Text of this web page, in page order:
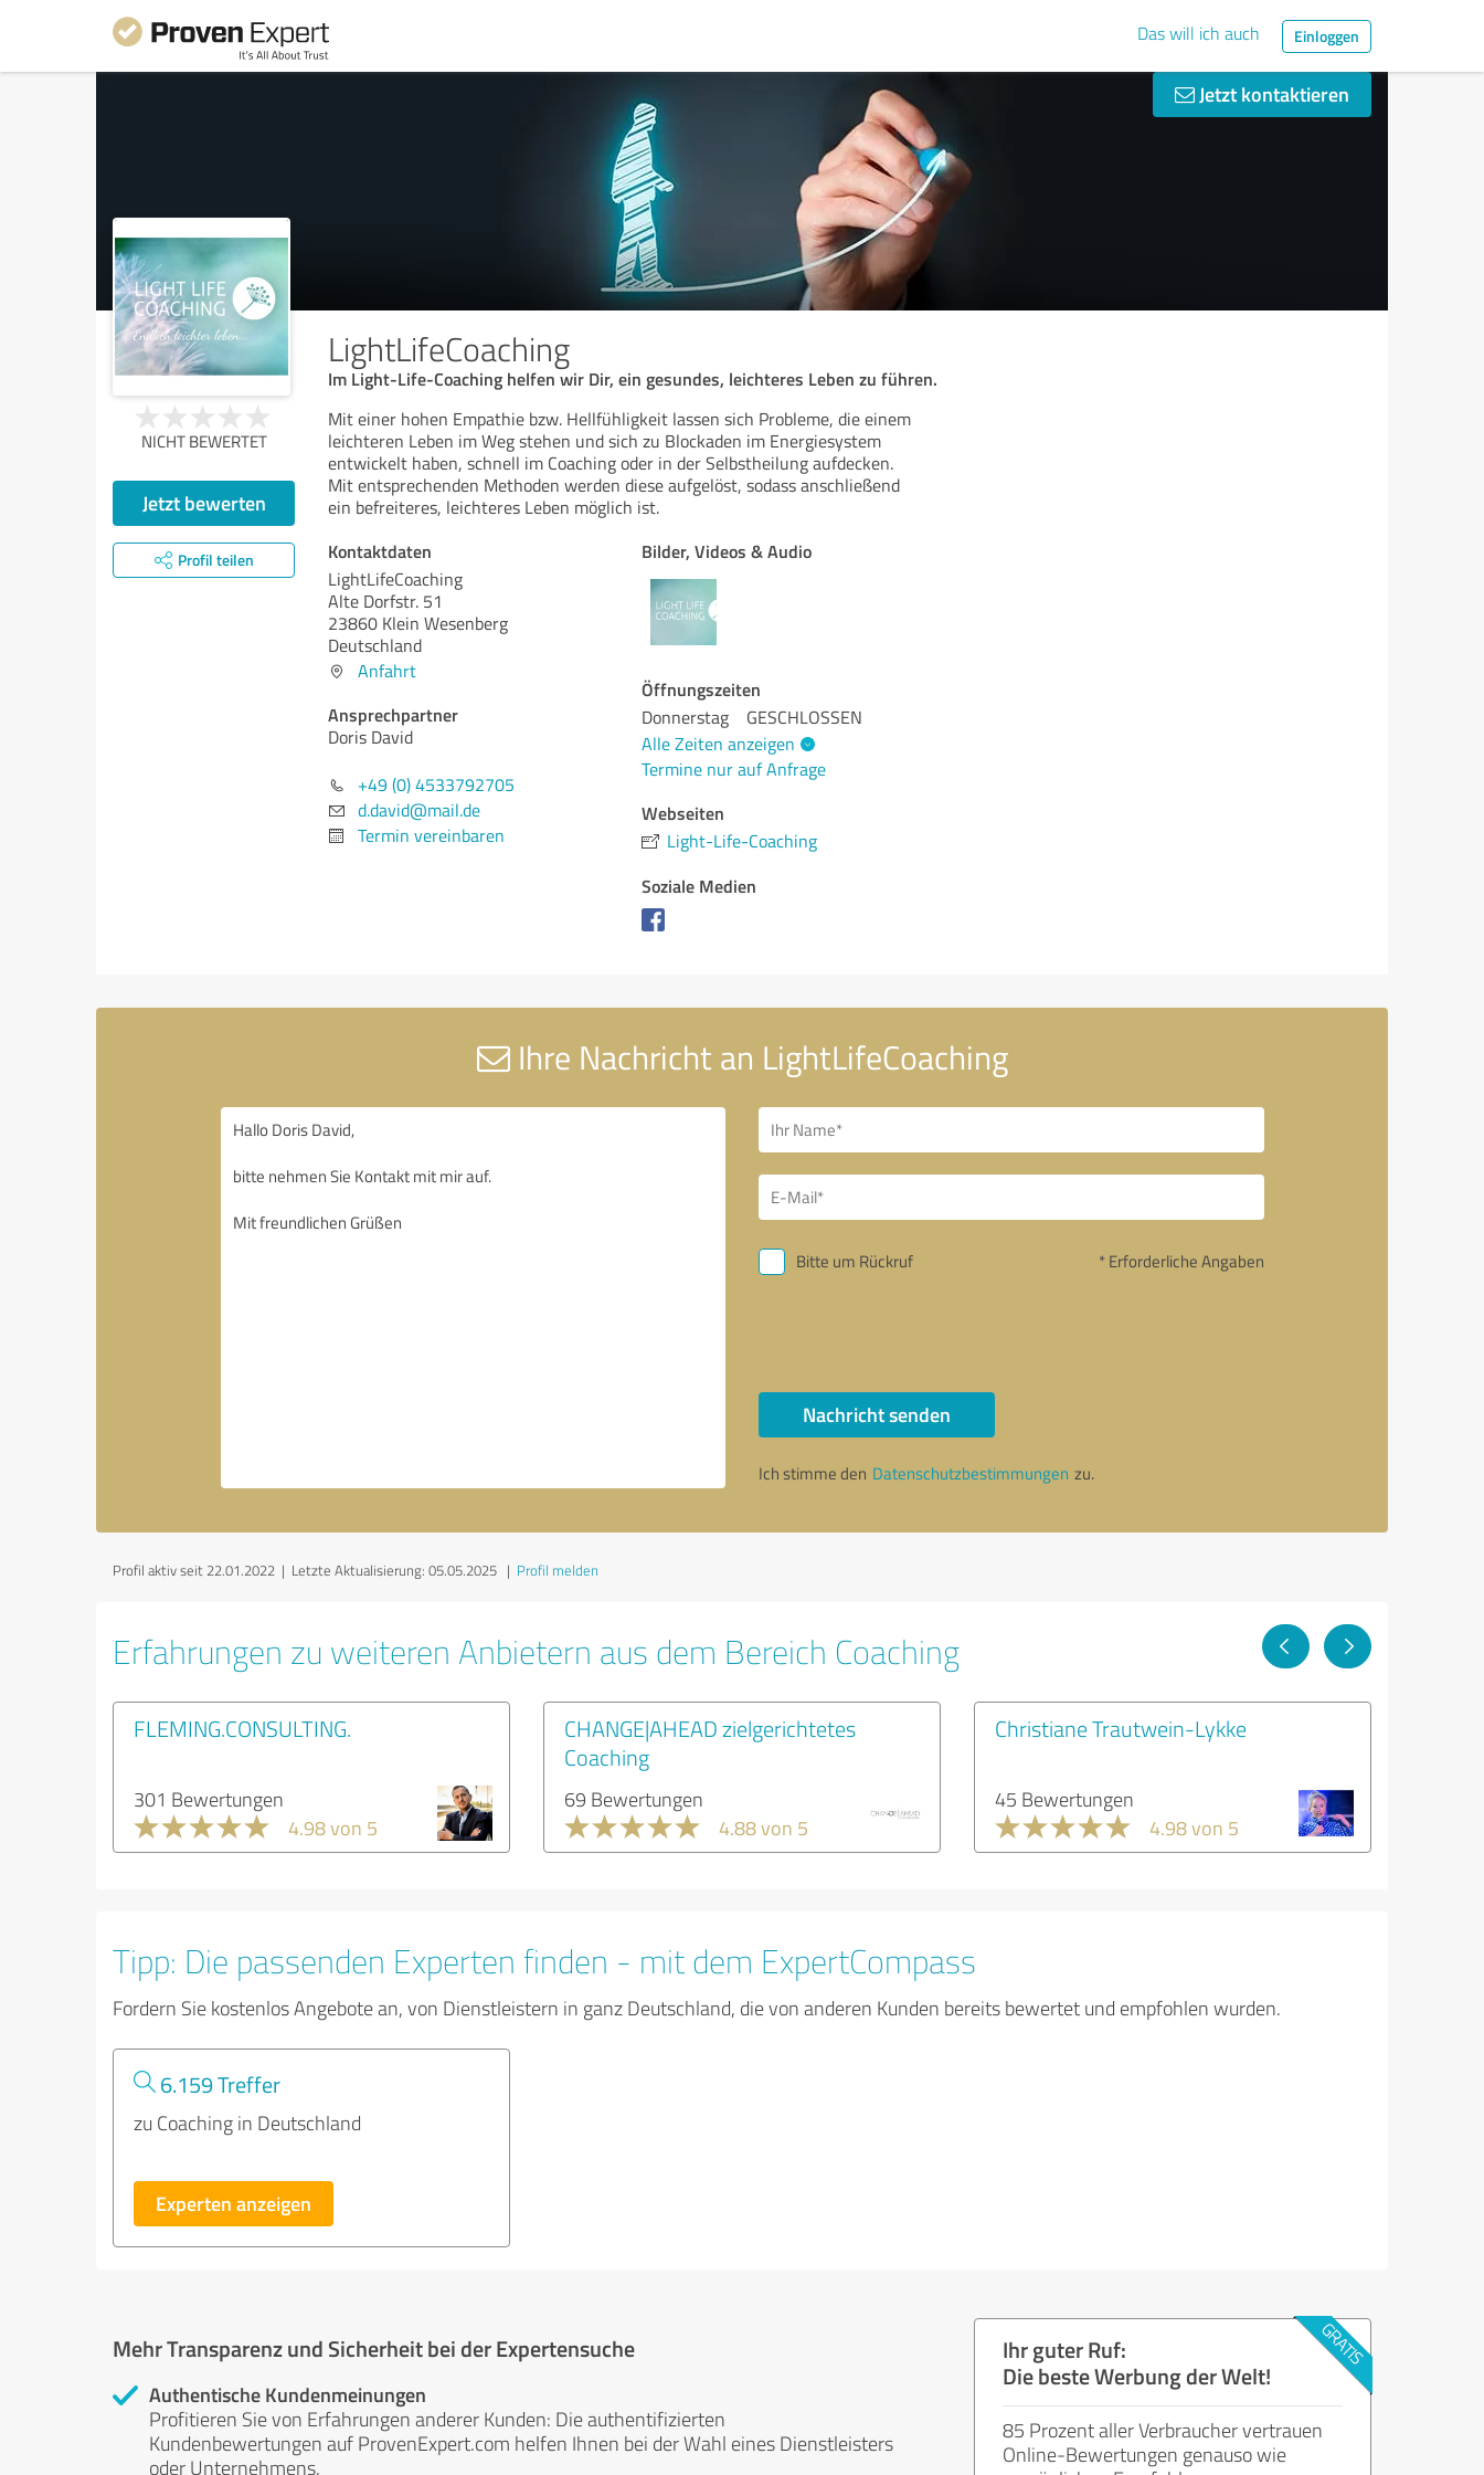
Das will ich auch Einloggen
Jetzt kontaktieren
LightLifeCoaching
Im Light-Life-Coaching helfen wir Dir, ein gesundes, leichteres Leben zu führen.
NICHT BEWERTET
Jetzt bewerten
Profil teilen
Mit einer hohen Empathie bzw. Hellfühligkeit lassen sich Probleme, die einem
leichteren Leben im Weg stehen und sich zu Blockaden im Energiesystem
entwickelt haben, schnell im Coaching oder in der Selbstheilung aufdecken.
Mit entsprechenden Methoden werden diese aufgelöst, sodass anschließend
ein befreiteres, leichteres Leben möglich ist.
Kontaktdaten
LightLifeCoaching
Alte Dorfstr. 51
23860 Klein Wesenberg
Deutschland
Anfahrt
Ansprechpartner
Doris David
+49 (0) 4533792705
d.david@mail.de
Termin vereinbaren
Bilder, Videos & Audio
Öffnungszeiten
Donnerstag
GESCHLOSSEN
Alle Zeiten anzeigen
Termine nur auf Anfrage
Webseiten
Light-Life-Coaching
Soziale Medien
Ihre Nachricht an LightLifeCoaching
Bitte um Rückruf * Erforderliche Angaben
Nachricht senden
Ich stimme den Datenschutzbestimmungen zu.
Profil aktiv seit 22.01.2022 | Letzte Aktualisierung: 05.05.2025 | Profil melden
Erfahrungen zu weiteren Anbietern aus dem Bereich Coaching
FLEMING.CONSULTING.
301 Bewertungen
4.98 von 5
CHANGE|AHEAD zielgerichtetes
Coaching
69 Bewertungen
4.88 von 5
Christiane Trautwein-Lykke
45 Bewertungen
4.98 von 5
Tipp: Die passenden Experten finden - mit dem ExpertCompass
Fordern Sie kostenlos Angebote an, von Dienstleistern in ganz Deutschland, die von anderen Kunden bereits bewertet und empfohlen wurden.
6.159 Treffer
zu Coaching in Deutschland
Experten anzeigen
Mehr Transparenz und Sicherheit bei der Expertensuche
Authentische Kundenmeinungen
Profitieren Sie von Erfahrungen anderer Kunden: Die authentifizierten
Kundenbewertungen auf ProvenExpert.com helfen Ihnen bei der Wahl eines Dienstleisters
oder Unternehmens.
Ihr guter Ruf:
Die beste Werbung der Welt!
85 Prozent aller Verbraucher vertrauen
Online-Bewertungen genauso wie